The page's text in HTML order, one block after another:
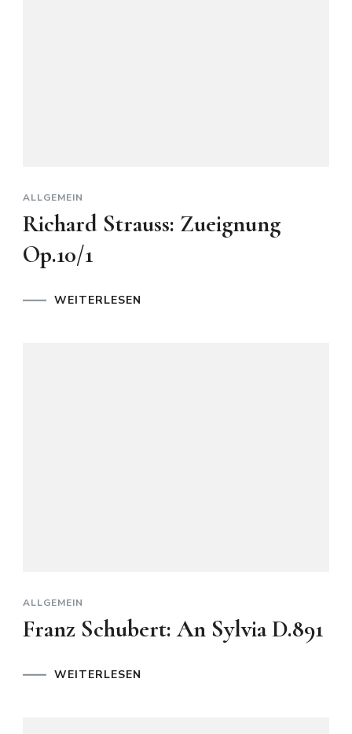
ALLGEMEIN
Richard Strauss: Zueignung
Op.10/1
WEITERLESEN
ALLGEMEIN
Franz Schubert: An Sylvia D.891
WEITERLESEN